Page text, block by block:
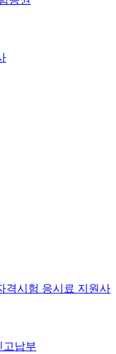
격시험 응시료 지원사
고납부